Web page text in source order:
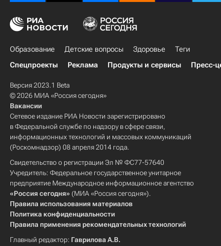
Образование Детские вопросы Здоровье
Теги
Спецпроекты
Реклама Продукты и сервисы Пресс-
Версия 2023.1 Beta
© 2026 МИА «Россия сегодня»
Вакансии
Сетевое издание РИА Новости зарегистрировано
в Федеральной службе по надзору в сфере связи,
информационных технологий и массовых коммуникаций
(Роскомнадзор) 08 апреля 2014 года.
Свидетельство о регистрации Эл № ФС77-57640
Учредитель: Федеральное государственное унитарное
предприятие Международное информационное агентство
«Россия сегодня» (МИА «Россия сегодня»).
Правила использования материалов
Политика конфиденциальности
Правила применения рекомендательных технологий
Главный редактор: Гаврилова А.В.